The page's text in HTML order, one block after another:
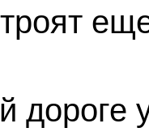
дороге